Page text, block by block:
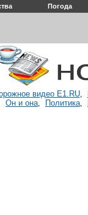
Погода
видео E1.RU,
Он и она, Политика,